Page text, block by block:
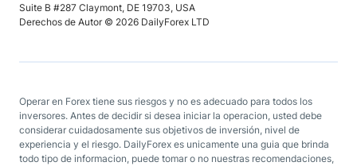
Suite B #287 Claymont, DE 19703, USA
Derechos de Autor © 2026 DailyForex LTD
Operar en Forex tiene sus riesgos y no es adecuado para todos los
inversores. Antes de decidir si desea iniciar la operacion, usted debe
considerar cuidadosamente sus objetivos de inversión, nivel de
experiencia y el riesgo. DailyForex es unicamente una guia que brinda
todo tipo de informacion, puede tomar o no nuestras recomendaciones,